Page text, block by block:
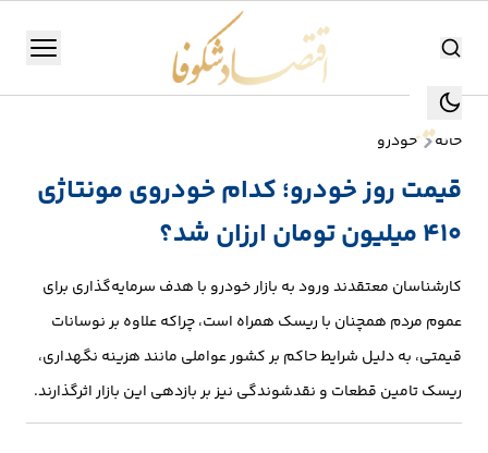
جستجو جستجو
منو
تولید
صنعت
انرژی
خانه خودرو
قیمت روز خودرو؛ کدام خودروی مونتاژی
410 میلیون تومان ارزان شد؟
کارشناسان معتقدند ورود به بازار خودرو با هدف سرمایه‌گذاری برای
عموم مردم همچنان با ریسک همراه است، چراکه علاوه بر نوسانات
قیمتی، به دلیل شرایط حاکم بر کشور عواملی مانند هزینه نگهداری،
ریسک تامین قطعات و نقدشوندگی نیز بر بازدهی این بازار اثرگذارند.